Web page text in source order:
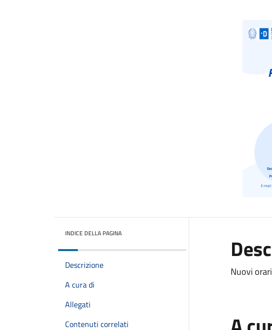
INDICE DELLA PAGINA
Descrizione
A cura di
Allegati
Contenuti correlati
Nuovi